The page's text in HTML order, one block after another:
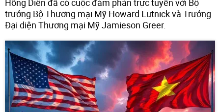
trưởng Bộ Thương mại Mỹ Howard Lutnick và Trưởng
Đại diện Thương mại Mỹ Jamieson Greer.